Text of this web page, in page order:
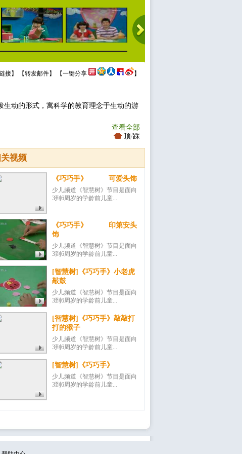
接】 【转发邮件】 【一键分享 】
生动的形式，寓科学的教育理念于生动的游
查看全部
顶/踩
视频
《巧巧手》 可爱头饰
少儿频道《智慧树》节目是面向
3到6周岁的学龄前儿童...
《巧巧手》 印第安头
饰
少儿频道《智慧树》节目是面向
3到6周岁的学龄前儿童...
[智慧树]《巧巧手》小老虎
敲鼓
少儿频道《智慧树》节目是面向
3到6周岁的学龄前儿童...
[智慧树]《巧巧手》敲敲打
打的猴子
少儿频道《智慧树》节目是面向
3到6周岁的学龄前儿童...
[智慧树]《巧巧手》
少儿频道《智慧树》节目是面向
3到6周岁的学龄前儿童...